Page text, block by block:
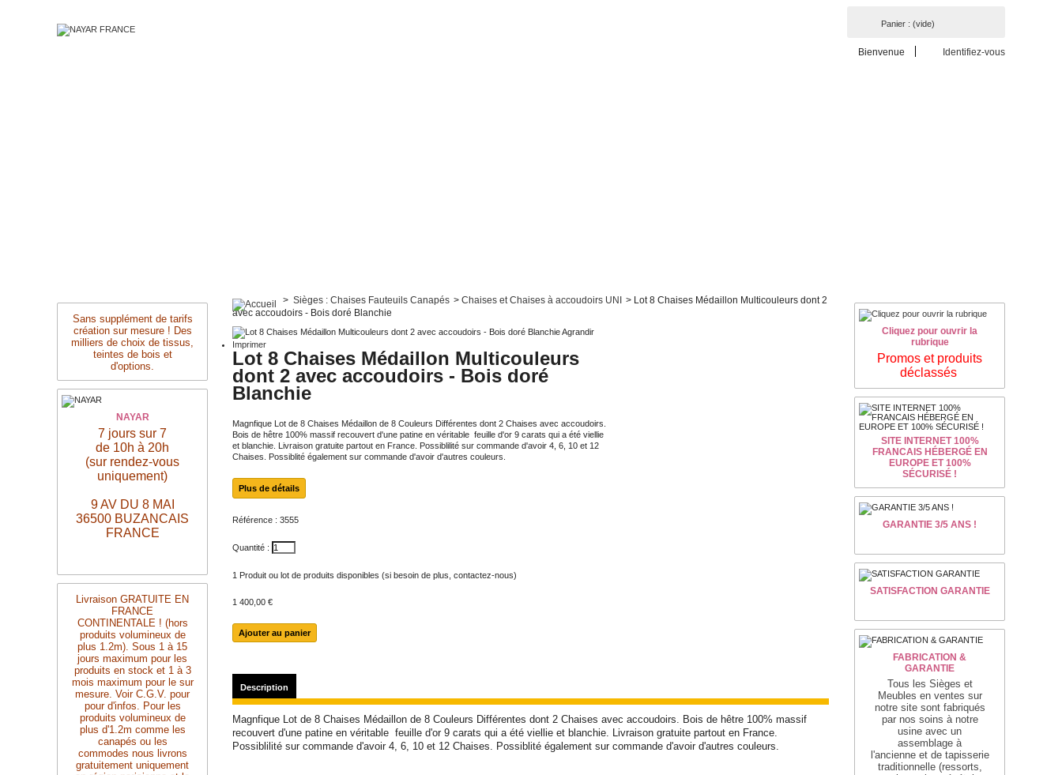
Panier : (vide)
Bienvenue Identifiez-vous
Sans supplément de tarifs
création sur mesure ! Des
milliers de choix de tissus,
teintes de bois et
d'options.
NAYAR
7 jours sur 7
de 10h à 20h
(sur rendez-vous
uniquement)
9 AV DU 8 MAI
36500 BUZANCAIS
FRANCE
Livraison GRATUITE EN
FRANCE
CONTINENTALE ! (hors
produits volumineux de
plus 1.2m). Sous 1 à 15
jours maximum pour les
produits en stock et 1 à 3
mois maximum pour le sur
mesure. Voir C.G.V. pour
pour d'infos. Pour les
produits volumineux de
plus d'1.2m comme les
canapés ou les
commodes nous livrons
gratuitement uniquement
> Sièges : Chaises Fauteuils Canapés > Chaises et Chaises à accoudoirs UNI > Lot 8 Chaises Médaillon Multicouleurs dont 2
avec accoudoirs - Bois doré Blanchie
Agrandir
Imprimer
Lot 8 Chaises Médaillon Multicouleurs
dont 2 avec accoudoirs - Bois doré
Blanchie
Magnfique Lot de 8 Chaises Médaillon de 8 Couleurs Différentes dont 2 Chaises avec accoudoirs.
Bois de hêtre 100% massif recouvert d'une patine en véritable feuille d'or 9 carats qui a été viellie
et blanchie. Livraison gratuite partout en France. Possiblilité sur commande d'avoir 4, 6, 10 et 12
Chaises. Possiblité également sur commande d'avoir d'autres couleurs.
Plus de détails
Référence : 3555
Quantité :
1 Produit ou lot de produits disponibles (si besoin de plus, contactez-nous)
1 400,00 €
Description
Magnfique Lot de 8 Chaises Médaillon de 8 Couleurs Différentes dont 2 Chaises avec accoudoirs. Bois de hêtre 100% massif
recouvert d'une patine en véritable feuille d'or 9 carats qui a été viellie et blanchie. Livraison gratuite partout en France.
Possiblilité sur commande d'avoir 4, 6, 10 et 12 Chaises. Possiblité également sur commande d'avoir d'autres couleurs.
Cliquez pour ouvrir la
rubrique
Promos et produits
déclassés
SITE INTERNET 100%
FRANCAIS HÉBERGÉ EN
EUROPE ET 100%
SÉCURISÉ !
GARANTIE 3/5 ANS !
SATISFACTION GARANTIE
FABRICATION &
GARANTIE
Tous les Sièges et
Meubles en ventes sur
notre site sont fabriqués
par nos soins à notre
usine avec un
assemblage à
l'ancienne et de tapisserie
traditionnelle (ressorts,